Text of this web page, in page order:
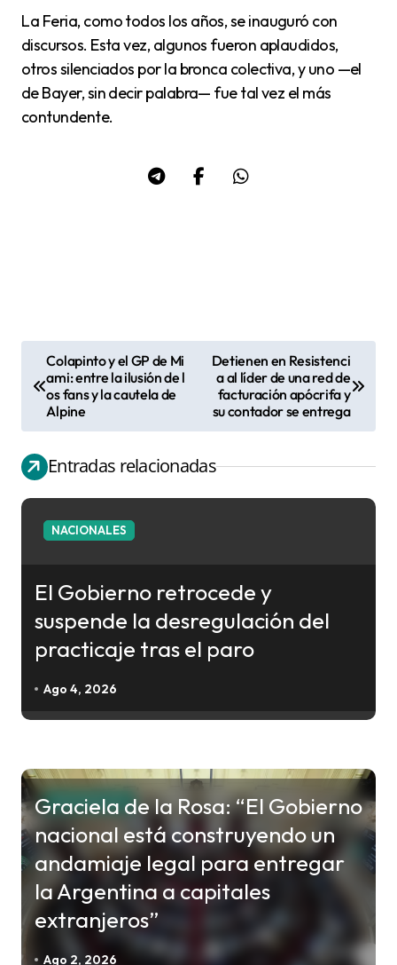
La Feria, como todos los años, se inauguró con
discursos. Esta vez, algunos fueron aplaudidos,
otros silenciados por la bronca colectiva, y uno —el
de Bayer, sin decir palabra— fue tal vez el más
contundente.
v
e
g
a
n
r
a
d
a
s
Colapinto y el GP de Mi
ami: entre la ilusión de l
os fans y la cautela de
Alpine
Detienen en Resistenci
a al líder de una red de
facturación apócrifa y
su contador se entrega
Entradas relacionadas
NACIONALES
El Gobierno retrocede y
suspende la desregulación del
practicaje tras el paro
Ago 4, 2026
NACIONALES
Graciela de la Rosa: “El Gobierno
nacional está construyendo un
andamiaje legal para entregar
la Argentina a capitales
extranjeros”
Ago 2, 2026